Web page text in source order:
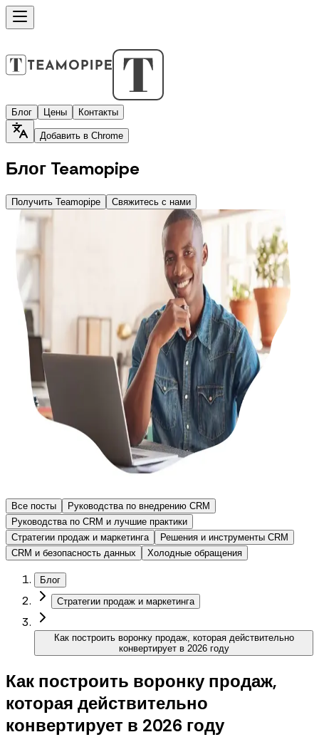
Блог Цены Контакты
Добавить в Chrome
Блог Teamopipe
Получить Teamopipe Свяжитесь с нами
Все посты
Руководства по внедрению CRM
Руководства по CRM и лучшие практики
Стратегии продаж и маркетинга
Решения и инструменты CRM
CRM и безопасность данных
Холодные обращения
Блог
Стратегии продаж и маркетинга
Как построить воронку продаж, которая действительно
конвертирует в 2026 году
Как построить воронку продаж,
которая действительно
конвертирует в 2026 году